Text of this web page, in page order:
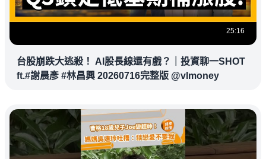
25:16
台股崩跌大逃殺！ AI股長線還有戲？｜投資聊一SHOT
ft.#謝晨彥 #林昌興 20260716完整版 @vlmoney